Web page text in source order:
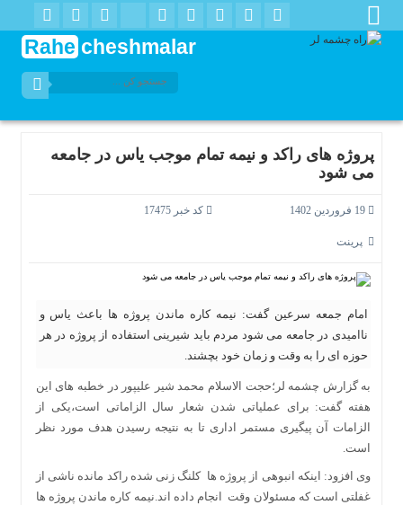
Rahe cheshmalar
پروژه های راکد و نیمه تمام موجب یاس در جامعه
می شود
کد خبر 17475
پرینت
امام جمعه سرعین گفت: نیمه کاره ماندن پروژه ها باعث یاس و
ناامیدی در جامعه می شود مردم باید شیرینی استفاده از پروژه در هر
حوزه ای را به وقت و زمان خود بچشند.
به گزارش چشمه لر؛حجت الاسلام محمد شیر علیپور در خطبه های این
هفته گفت: برای عملیاتی شدن شعار سال الزاماتی است،یکی از
الزامات آن پیگیری مستمر اداری تا به نتیجه رسیدن هدف مورد نظر
است.
وی افزود: اینکه انبوهی از پروژه ها کلنگ زنی شده راکد مانده ناشی از
غفلتی است که مسئولان وقت انجام داده اند.نیمه کاره ماندن پروژه ها